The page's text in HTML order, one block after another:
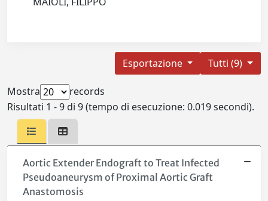
Tutti (9)
Esportazione
Mostra
records
Risultati 1 - 9 di 9 (tempo di esecuzione: 0.019 secondi).
Aortic Extender Endograft to Treat Infected
Pseudoaneurysm of Proximal Aortic Graft
Anastomosis